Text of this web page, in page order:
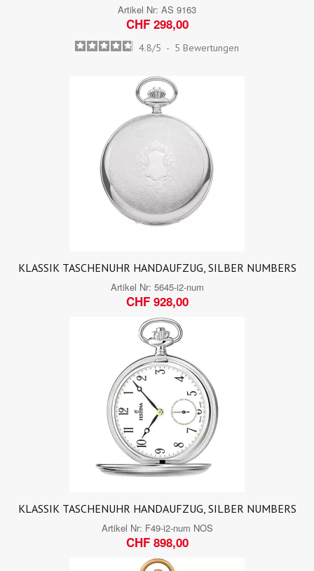
Artikel Nr: AS 9163
CHF 298,00
4.8/5 - 5 Bewertungen
KLASSIK TASCHENUHR HANDAUFZUG, SILBER NUMBERS
Artikel Nr: 5645-i2-num
CHF 928,00
KLASSIK TASCHENUHR HANDAUFZUG, SILBER NUMBERS
Artikel Nr: F49-i2-num NOS
CHF 898,00